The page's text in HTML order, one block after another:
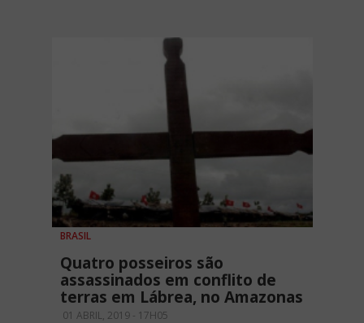
BRASIL
Quatro posseiros são
assassinados em conflito de
terras em Lábrea, no Amazonas
01 ABRIL, 2019 - 17H05